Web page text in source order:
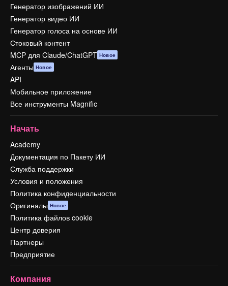
Генератор изображений ИИ
Генератор видео ИИ
Генератор голоса на основе ИИ
Стоковый контент
MCP для Claude/ChatGPT Новое
Агенты Новое
API
Мобильное приложение
Все инструменты Magnific
Начать
Academy
Документация по Пакету ИИ
Служба поддержки
Условия и положения
Политика конфиденциальности
Оригиналы Новое
Политика файлов cookie
Центр доверия
Партнеры
Предприятие
Компания